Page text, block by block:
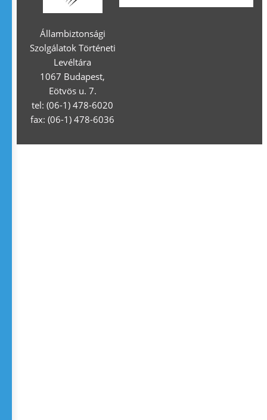
Állambiztonsági
Szolgálatok Történeti
Levéltára
1067 Budapest,
Eötvös u. 7.
tel: (06-1) 478-6020
fax: (06-1) 478-6036